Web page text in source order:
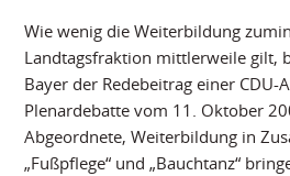
Wie wenig die Weiterbildung
Landtagsfraktion mittlerweile gilt,
Bayer der Redebeitrag einer CDU-
Plenardebatte vom 11. Oktober
Abgeordnete, Weiterbildung in
„Fußpflege“ und „Bauchtanz“